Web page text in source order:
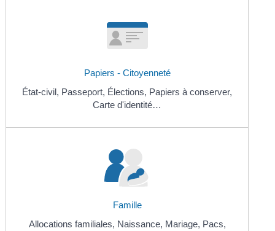
Papiers - Citoyenneté
État-civil, Passeport, Élections, Papiers à conserver,
Carte d'identité…
Famille
Allocations familiales, Naissance, Mariage, Pacs,